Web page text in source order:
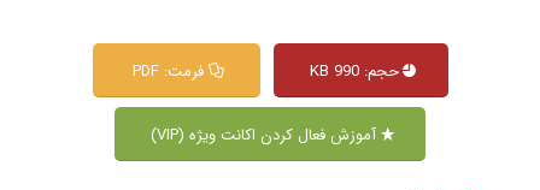
حجم: 990 KB فرمت: PDF
آموزش فعال کردن اکانت ویژه (VIP)